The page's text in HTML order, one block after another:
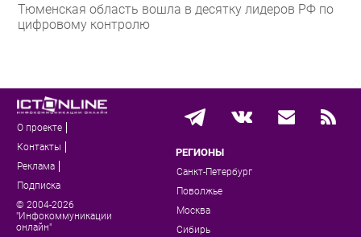
Тюменская область вошла в десятку лидеров РФ по
цифровому контролю
О проекте
Контакты
Реклама
Подписка
© 2004-2026
"Инфокоммуникации
онлайн"
РЕГИОНЫ
Санкт-Петербург
Поволжье
Москва
Сибирь